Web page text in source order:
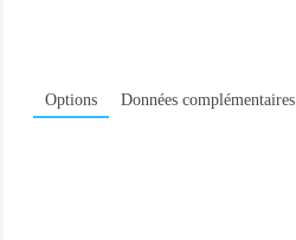
Options Données complémentaires